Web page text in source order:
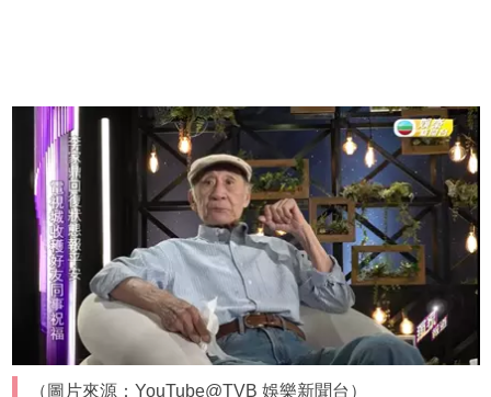
（圖片來源：YouTube@TVB 娛樂新聞台）